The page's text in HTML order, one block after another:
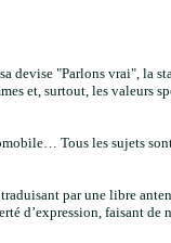
devise "Parlons vrai", la
et, surtout, les valeurs
Tous les sujets
par une libre
d’expression, faisant de